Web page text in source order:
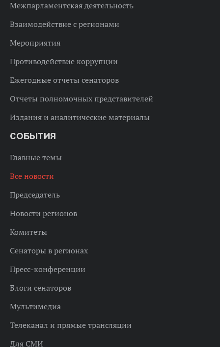
Межпарламентская деятельность
Взаимодействие с регионами
Мероприятия
Противодействие коррупции
Ежегодные отчеты сенаторов
Отчеты полномочных представителей
Издания и аналитические материалы
СОБЫТИЯ
Главные темы
Все новости
Председатель
Новости регионов
Комитеты
Сенаторы в регионах
Пресс-конференции
Блоги сенаторов
Мультимедиа
Телеканал и прямые трансляции
Для СМИ